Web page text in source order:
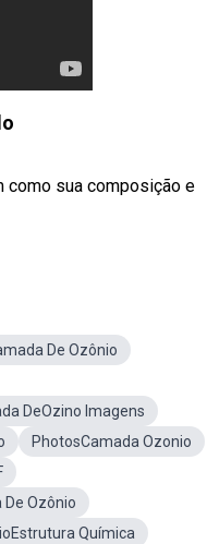
como sua composição e
De Ozônio
DeOzino Imagens
PhotosCamada Ozonio
Ozônio
Química